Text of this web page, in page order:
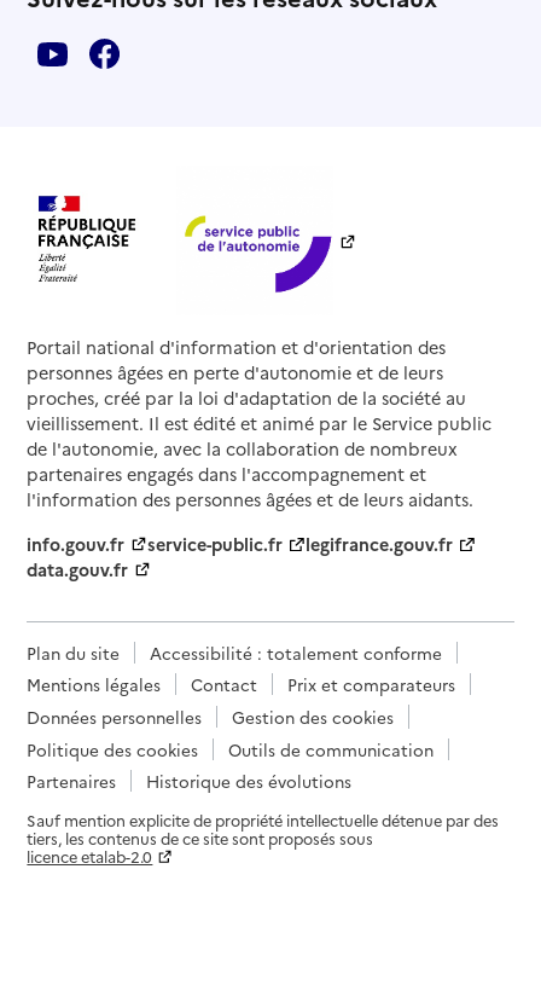
Portail national d'information et d'orientation des
personnes âgées en perte d'autonomie et de leurs
proches, créé par la loi d'adaptation de la société au
vieillissement. Il est édité et animé par le Service public
de l'autonomie, avec la collaboration de nombreux
partenaires engagés dans l'accompagnement et
l'information des personnes âgées et de leurs aidants.
info.gouv.fr
service-public.fr
legifrance.gouv.fr
data.gouv.fr
Plan du site
Accessibilité : totalement conforme
Mentions légales
Contact
Prix et comparateurs
Données personnelles
Gestion des cookies
Politique des cookies
Outils de communication
Partenaires
Historique des évolutions
Sauf mention explicite de propriété intellectuelle détenue par des
tiers, les contenus de ce site sont proposés sous
licence etalab-2.0